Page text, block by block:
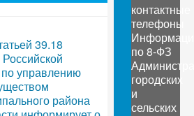
39.18
управлению
района
контактные
телефоны
по 8-ФЗ
городских
и
сельских